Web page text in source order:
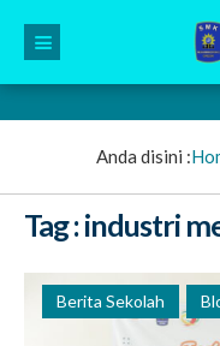
Anda disini :
Tag : industri
Berita Sekolah